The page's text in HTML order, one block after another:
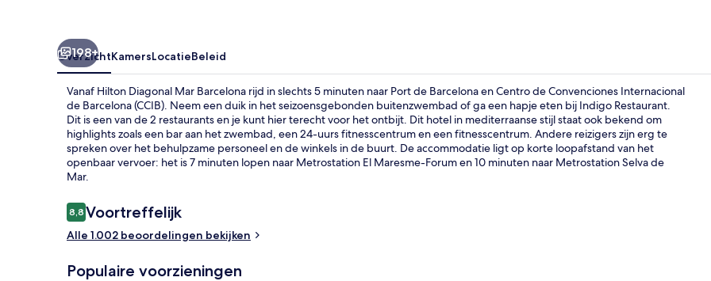
Suite, 1
198+
OverzichtKamersLocatieBeleid
Vanaf Hilton Diagonal Mar Barcelona rijd in slechts 5 minuten naar Port de Barcelona en Centro de Convenciones Internacional
de Barcelona (CCIB). Neem een duik in het seizoensgebonden buitenzwembad of ga een hapje eten bij Indigo Restaurant.
Dit is een van de 2 restaurants en je kunt hier terecht voor het ontbijt. Dit hotel in mediterraanse stijl staat ook bekend om
highlights zoals een bar aan het zwembad, een 24-uurs fitnesscentrum en een fitnesscentrum. Andere reizigers zijn erg te
spreken over het behulpzame personeel en de winkels in de buurt. De accommodatie ligt op korte loopafstand van het
openbaar vervoer: het is 7 minuten lopen naar Metrostation El Maresme-Forum en 10 minuten naar Metrostation Selva de
Mar.
Beoordelingen
8,88,8 op 10 –
Voortreffelijk
Alle 1.002 beoordelingen bekijken
Populaire voorzieningen